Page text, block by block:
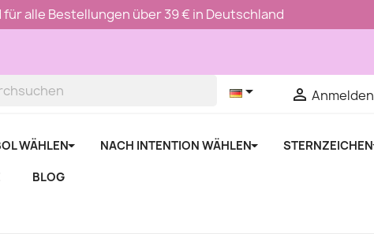
alle Bestellungen über 39 € in Deutschland
  Anmelden
WÄHLEN NACH INTENTION WÄHLEN
STERNZEICHEN
BLOG